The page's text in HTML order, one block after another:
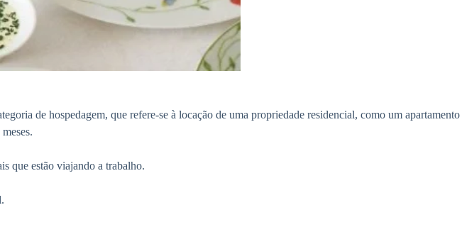
de hospedagem, que refere-se à locação de uma propriedade residencial, como um apartamento
que estão viajando a trabalho.